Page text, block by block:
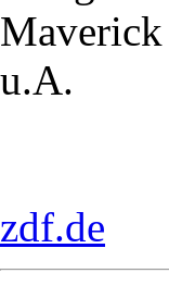
u.A.
zdf.de